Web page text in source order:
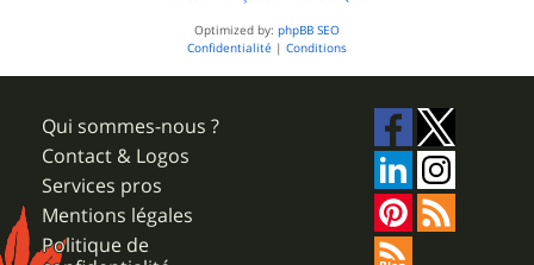
Optimized by: phpBB SEO
Confidentialité | Conditions
Qui sommes-nous ?
Contact & Logos
Services pros
Mentions légales
Politique de